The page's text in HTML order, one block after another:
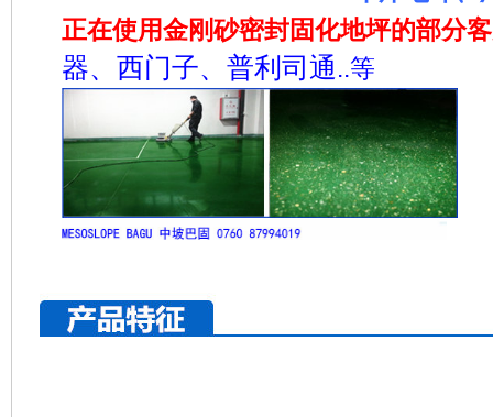
正在使用金刚砂密封固化地坪的部分
器、西门子、普利司通 ..等